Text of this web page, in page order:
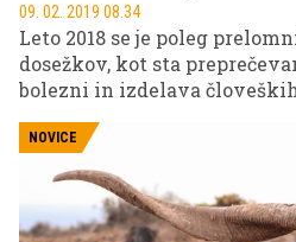
09. 02. 2019 08.34
Leto 2018 se je poleg
dosežkov, kot sta
bolezni in izdelava
najtoplejše leto od pričetka
NOVICE